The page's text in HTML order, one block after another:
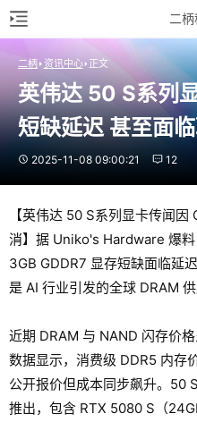
二
二柄 资讯中心 正文
英伟达 50 S系列
短缺延迟 甚至面
2025-11-08 09:00:21 12
【英伟达 50 S系列显卡传闻
消】据 Uniko's Hardware 爆
3GB GDDR7 显存短缺面临延
是 AI 行业引发的全球 DRAM 供
近期 DRAM 与 NAND 闪存价
数据显示，消费级 DDR5 内存
公开报价但成本同步飙升。50
推出，包含 RTX 5080 S（